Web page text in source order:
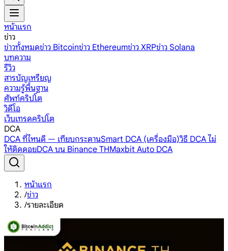
หน้าแรก
ข่าว
ข่าวทั้งหมดข่าว Bitcoinข่าว Ethereumข่าว XRPข่าว Solana
บทความ
รีวิว
สารบัญเหรียญ
ความรู้พื้นฐาน
ศัพท์คริปโต
วิดีโอ
เว็บเทรดคริปโต
DCA
DCA ที่ไหนดี — เทียบกระดานSmart DCA (เครื่องมือ)วิธี DCA ไม่
ให้ติดดอยDCA บน Binance THMaxbit Auto DCA
หน้าแรก
/ข่าว
/รายละเอียด